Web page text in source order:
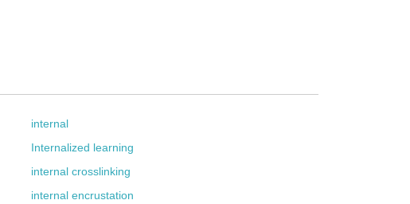
internal
Internalized learning
internal crosslinking
internal encrustation